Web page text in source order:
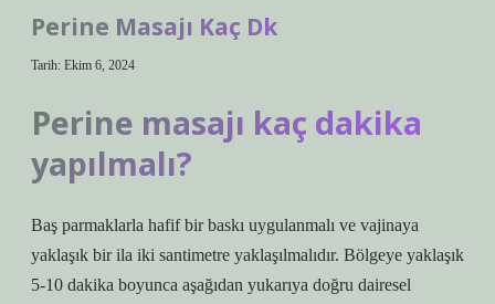
Perine Masajı Kaç Dk
Tarih: Ekim 6, 2024
Perine masajı kaç dakika
yapılmalı?
Baş parmaklarla hafif bir baskı uygulanmalı ve vajinaya
yaklaşık bir ila iki santimetre yaklaşılmalıdır. Bölgeye yaklaşık
5-10 dakika boyunca aşağıdan yukarıya doğru dairesel